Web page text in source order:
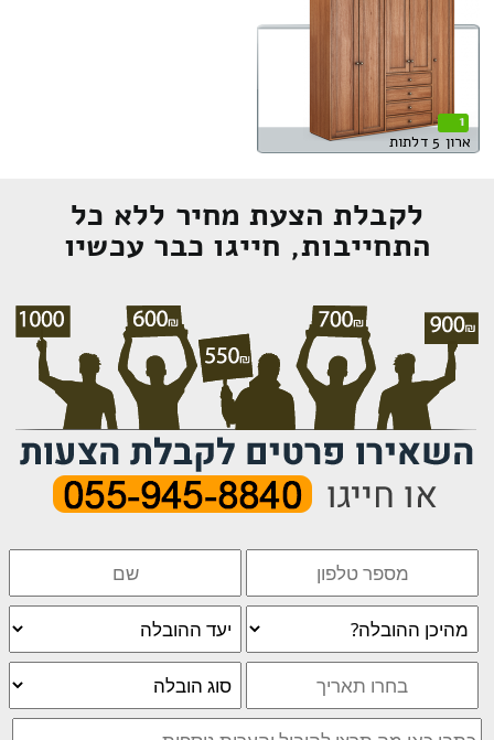
1
ארון 5 דלתות
לקבלת הצעת מחיר ללא כל
התחייבות, חייגו כבר עכשיו